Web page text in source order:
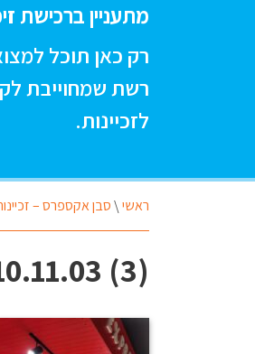
מתעניין ברכישת
רק כאן תוכל
רשת שמחוייבת
לזכיינות.
ראשי\סבן אקספרס –
(3)